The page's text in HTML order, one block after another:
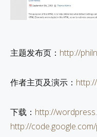
主题发布页： http://
作者主页及演示：
下载： http://
http://